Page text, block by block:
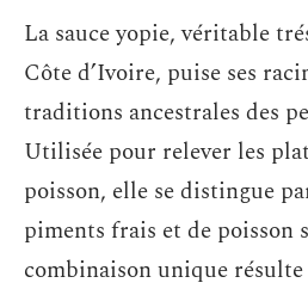
La sauce yopie, véritable
Côte d’Ivoire, puise ses
traditions ancestrales des
Utilisée pour relever les
poisson, elle se distingue
piments frais et de poisson
combinaison unique